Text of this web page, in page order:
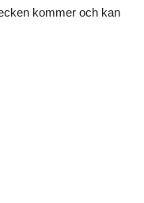
kommer och kan